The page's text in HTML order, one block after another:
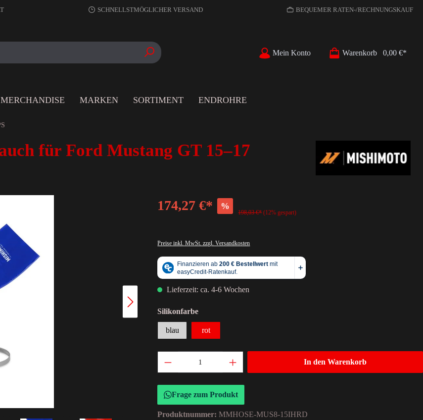
SCHNELLSTMÖGLICHER VERSAND BEQUEMER RATEN-/RECHNUNGSKAUF
Mein Konto Warenkorb 0,00 €*
MERCHANDISE MARKEN SORTIMENT ENDROHRE
für Ford Mustang GT 15–17
174,27 €* %
198,03 €* (12% gespart)
Preise inkl. MwSt. zzgl. Versandkosten
Lieferzeit: ca. 4-6 Wochen
Silikonfarbe
blau rot
In den Warenkorb
Frage zum Produkt
Produktnummer:MMHOSE-MUS8-15IHRD